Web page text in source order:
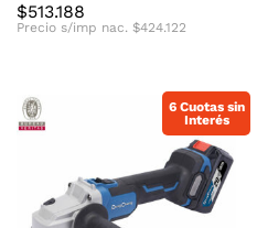
$513.188
Precio s/imp nac. $424.122
6 Cuotas sin
Interés